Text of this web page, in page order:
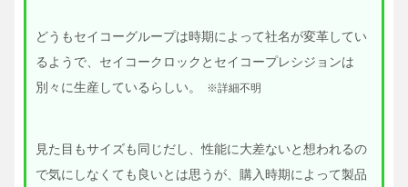
どうもセイコーグループは時期によって社名が変革してい
るようで、セイコークロックとセイコープレシジョンは
別々に生産しているらしい。
※詳細不明
見た目もサイズも同じだし、性能に大差ないと想われるの
で気にしなくても良いとは思うが、購入時期によって製品